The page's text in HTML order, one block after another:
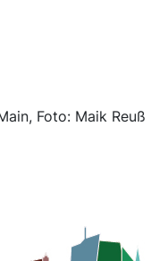
Foto: Maik Reuß